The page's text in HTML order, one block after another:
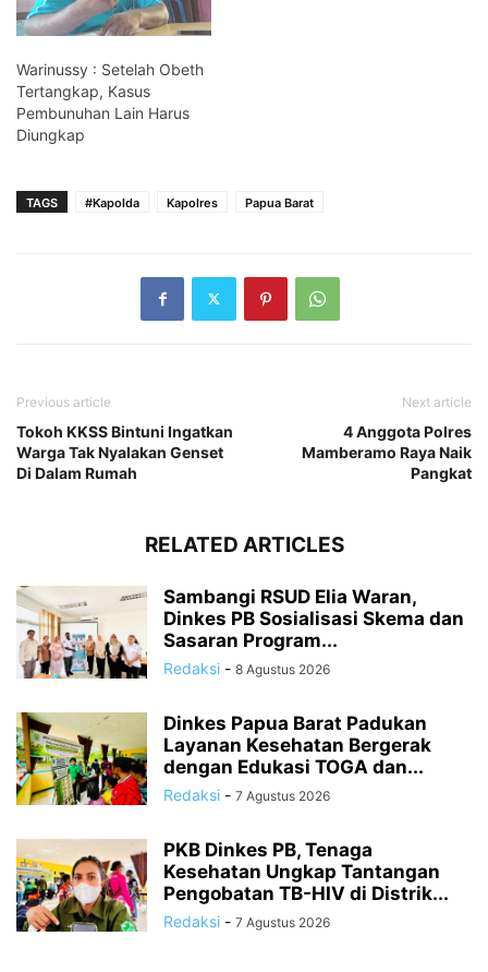
Warinussy : Setelah Obeth
Tertangkap, Kasus
Pembunuhan Lain Harus
Diungkap
TAGS #Kapolda Kapolres Papua Barat
Previous article
Tokoh KKSS Bintuni Ingatkan
Warga Tak Nyalakan Genset
Di Dalam Rumah
Next article
4 Anggota Polres
Mamberamo Raya Naik
Pangkat
RELATED ARTICLES
Sambangi RSUD Elia Waran,
Dinkes PB Sosialisasi Skema dan
Sasaran Program...
Redaksi - 8 Agustus 2026
Dinkes Papua Barat Padukan
Layanan Kesehatan Bergerak
dengan Edukasi TOGA dan...
Redaksi - 7 Agustus 2026
PKB Dinkes PB, Tenaga
Kesehatan Ungkap Tantangan
Pengobatan TB-HIV di Distrik...
Redaksi - 7 Agustus 2026